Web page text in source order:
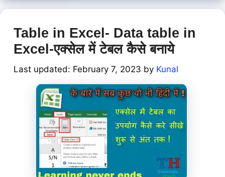
Table in Excel- Data table in
Excel-एक्सेल में टेबल कैसे बनाये
February 7, 2023 by Kunal